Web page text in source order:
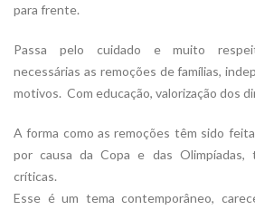
para frente.
Passa pelo cuidado e muito
necessárias as remoções de famílias,
motivos. Com educação, valorização dos
A forma como as remoções têm sido
por causa da Copa e das Olimpíadas,
críticas.
Esse é um tema contemporâneo,